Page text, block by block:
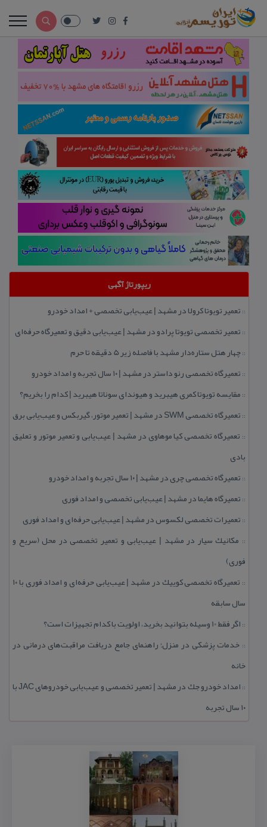
ریپورتاژ آگهی
:: تعمیر تویوتا كرولا در مشهد | عیب‌یابی تخصصی + امداد خودرو
:: تعمیر تخصصی تویوتا پرادو در مشهد | عیب‌یابی دقیق و تعمیرگاه حرفه‌ای
::چهار هتل‌ ستاره‌دار مشهد با فاصله زیر 5 دقیقه تا حرم
:: تعمیرگاه تخصصی رنو داستر در مشهد | ۱۰ سال تجربه و امداد خودرو
:: مقایسه تویوتا كمری هیبرید و هیوندای سوناتا هیبرید | كدام را بخریم؟
:: تعمیرگاه تخصصی SWM در مشهد | تعمیر موتور، گیربكس و عیب‌یابی برق
:: تعمیرگاه تخصصی كیا موهاوی در مشهد | عیب‌یابی و تعمیر موتور و تعلیق
بادی
:: تعمیرگاه تخصصی چری در مشهد | ۱۰ سال تجربه و امداد خودرو
:: تعمیرگاه هایما در مشهد | عیب‌یابی تخصصی و امداد فوری
:: تعمیرات تخصصی لكسوس در مشهد | عیب‌یابی حرفه‌ای و امداد فوری
:: مكانیك سیار در مشهد | عیب‌یابی و تعمیر تخصصی در محل (سریع و
فوری)
::
تعمیرگاه تخصصی كوییك در مشهد | عیب‌یابی حرفه‌ای و امداد فوری با ۱۰
سال سابقه
:: اگر فقط 10 وسیله بتوانید بخرید، اولویت با كدام تجهیزات است؟
:: خدمات پزشكی در منزل؛ راهنمای جامع دریافت مراقبت‌های درمانی در
خانه
::
امداد خودرو جك در مشهد | تعمیر تخصصی و عیب‌یابی خودروهای JAC با
۱۰ سال تجربه